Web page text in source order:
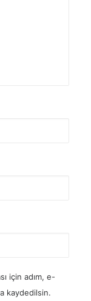
için adım, e-
kaydedilsin.